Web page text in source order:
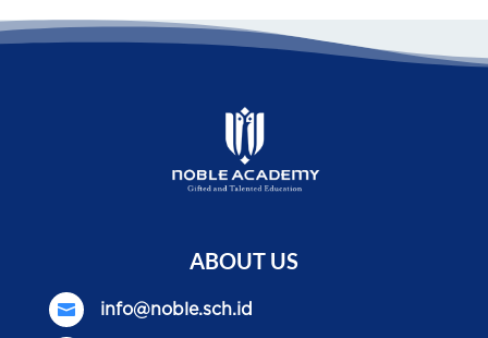
ABOUT US
 info@noble.sch.id